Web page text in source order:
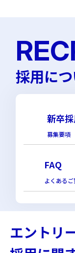
採用に
新卒
募集要項
FAQ
よくあるご
エントリ